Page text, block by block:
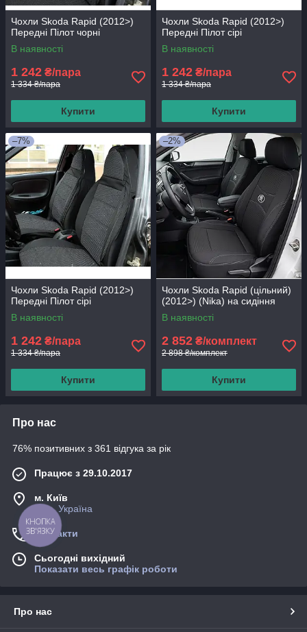
Чохли Skoda Rapid (2012>)
Передні Пілот чорні
В наявності
1 242 ₴/пара
1 334 ₴/пара
Купити
Чохли Skoda Rapid (2012>)
Передні Пілот сірі
В наявності
1 242 ₴/пара
1 334 ₴/пара
Купити
–7%
Чохли Skoda Rapid (2012>)
Передні Пілот сірі
В наявності
1 242 ₴/пара
1 334 ₴/пара
Купити
–2%
Чохли Skoda Rapid (цільний)
(2012>) (Nika) на сидіння
В наявності
2 852 ₴/комплект
2 898 ₴/комплект
Купити
Про нас
76% позитивних з 361 відгука за рік
Працює з 29.10.2017
м. Київ
Київ, Україна
Контакти
Сьогодні вихідний
Показати весь графік роботи
Про нас
КНОПКА
ЗВ'ЯЗКУ